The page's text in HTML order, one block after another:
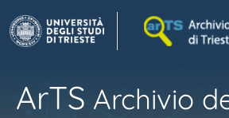
ArTS Archivio